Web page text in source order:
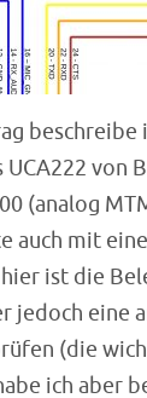
beschreibe
UCA222 von
(analog
auch mit
ist die
jedoch eine
(die
ich aber